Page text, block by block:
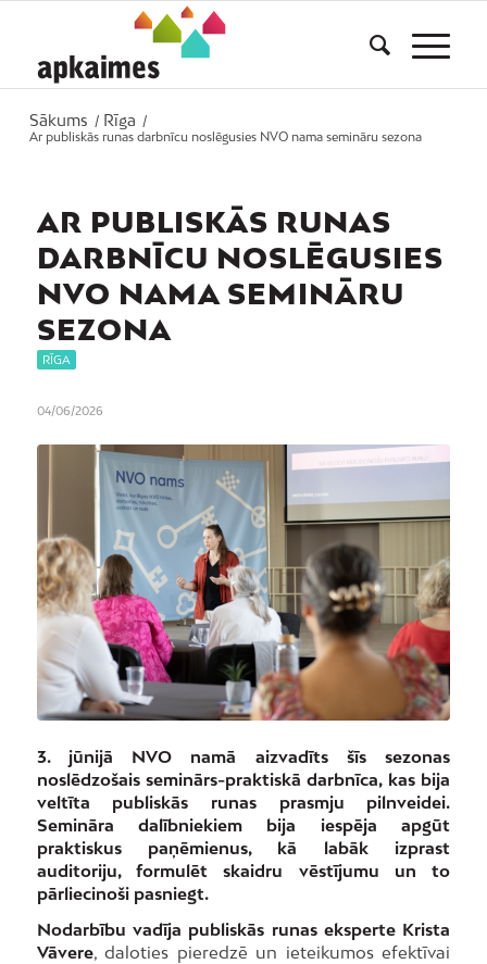
Sākums / Rīga
/
Ar publiskās runas darbnīcu noslēgusies NVO nama semināru sezona
AR PUBLISKĀS RUNAS
DARBNĪCU NOSLĒGUSIES
NVO NAMA SEMINĀRU
SEZONA
RĪGA
04/06/2026
3. jūnijā NVO namā aizvadīts šīs sezonas
noslēdzošais seminārs-praktiskā darbnīca, kas bija
veltīta publiskās runas prasmju pilnveidei.
Semināra dalībniekiem bija iespēja apgūt
praktiskus paņēmienus, kā labāk izprast
auditoriju, formulēt skaidru vēstījumu un to
pārliecinoši pasniegt.
Nodarbību vadīja publiskās runas eksperte Krista
Vāvere, daloties pieredzē un ieteikumos efektīvai